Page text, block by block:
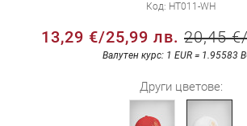
Код HT011-WH
13,29 €/25,99 лв. 20,45 €
Валутен курс: 1 EUR = 1.95583
Други цветове: